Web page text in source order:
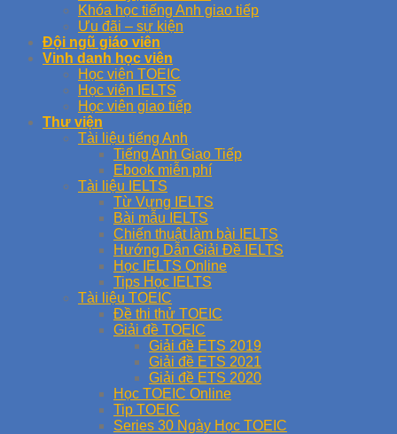
Khóa học tiếng Anh giao tiếp
Ưu đãi – sự kiện
Đội ngũ giáo viên
Vinh danh học viên
Học viên TOEIC
Học viên IELTS
Học viên giao tiếp
Thư viện
Tài liệu tiếng Anh
Tiếng Anh Giao Tiếp
Ebook miễn phí
Tài liệu IELTS
Từ Vựng IELTS
Bài mẫu IELTS
Chiến thuật làm bài IELTS
Hướng Dẫn Giải Đề IELTS
Học IELTS Online
Tips Học IELTS
Tài liệu TOEIC
Đề thi thử TOEIC
Giải đề TOEIC
Giải đề ETS 2019
Giải đề ETS 2021
Giải đề ETS 2020
Học TOEIC Online
Tip TOEIC
Series 30 Ngày Học TOEIC